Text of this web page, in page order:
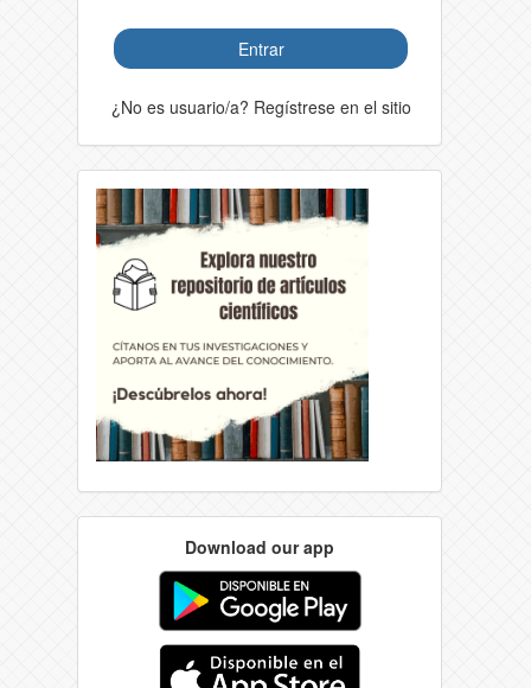
Entrar
¿No es usuario/a? Regístrese en el sitio
Download our app